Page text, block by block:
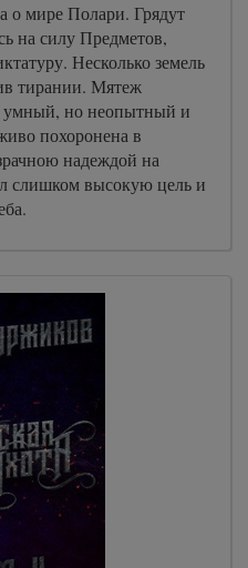
о мире Полари. Грядут
на силу Предметов,
Несколько земель
тирании. Мятеж
умный, но неопытный и
похоронена в
надеждой на
слишком высокую цель и